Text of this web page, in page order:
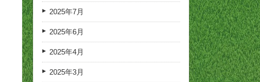
2025年7月
2025年6月
2025年4月
2025年3月